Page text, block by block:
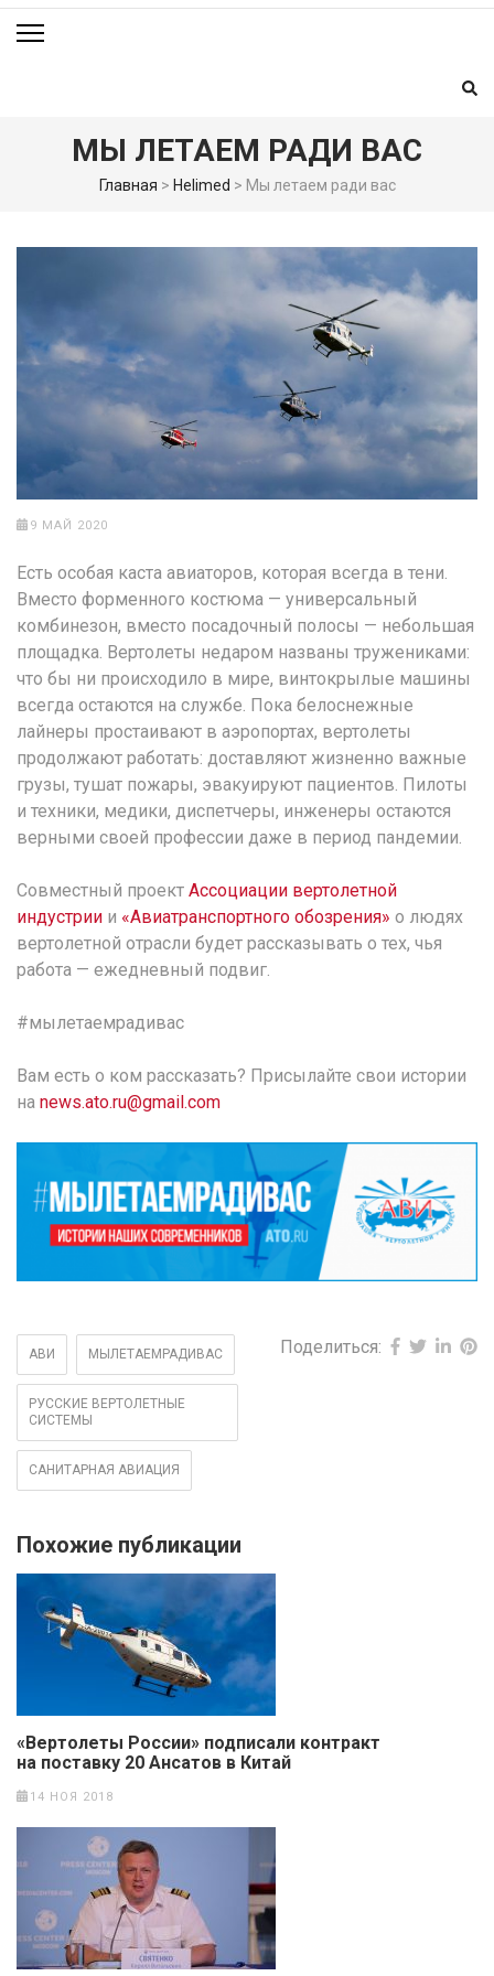
МЫ ЛЕТАЕМ РАДИ ВАС
Главная > Helimed > Мы летаем ради вас
9 МАЙ 2020
Есть особая каста авиаторов, которая всегда в тени.
Вместо форменного костюма — универсальный
комбинезон, вместо посадочный полосы — небольшая
площадка. Вертолеты недаром названы тружениками:
что бы ни происходило в мире, винтокрылые машины
всегда остаются на службе. Пока белоснежные
лайнеры простаивают в аэропортах, вертолеты
продолжают работать: доставляют жизненно важные
грузы, тушат пожары, эвакуируют пациентов. Пилоты
и техники, медики, диспетчеры, инженеры остаются
верными своей профессии даже в период пандемии.
Совместный проект Ассоциации вертолетной
индустрии и «Авиатранспортного обозрения» о людях
вертолетной отрасли будет рассказывать о тех, чья
работа — ежедневный подвиг.
#мылетаемрадивас
Вам есть о ком рассказать? Присылайте свои истории
на news.ato.ru@gmail.com
АВИ МЫЛЕТАЕМРАДИВАС
РУССКИЕ ВЕРТОЛЕТНЫЕ
СИСТЕМЫ
САНИТАРНАЯ АВИАЦИЯ
Поделиться:
Похожие публикации
«Вертолеты России» подписали контракт
на поставку 20 Ансатов в Китай
14 НОЯ 2018